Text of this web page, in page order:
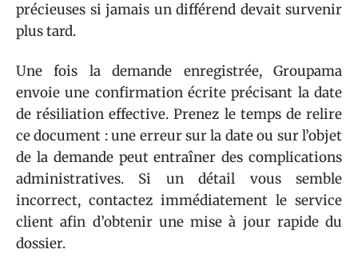
précieuses si jamais un différend devait survenir
plus tard.
Une fois la demande enregistrée, Groupama
envoie une confirmation écrite précisant la date
de résiliation effective. Prenez le temps de relire
ce document : une erreur sur la date ou sur l’objet
de la demande peut entraîner des complications
administratives. Si un détail vous semble
incorrect, contactez immédiatement le service
client afin d’obtenir une mise à jour rapide du
dossier.